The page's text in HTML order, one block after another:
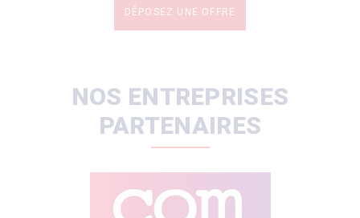
DÉPOSEZ UNE OFFRE
NOS ENTREPRISES
PARTENAIRES